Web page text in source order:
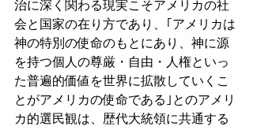
治に深く関わる現実こそアメリカの社
会と国家の在り方であり、｢アメリカは
神の特別の使命のもとにあり、神に源
を持つ個人の尊厳・自由・人権といっ
た普遍的価値を世界に拡散していくこ
とがアメリカの使命である｣とのアメリ
カ的選民観は、歴代大統領に共通する